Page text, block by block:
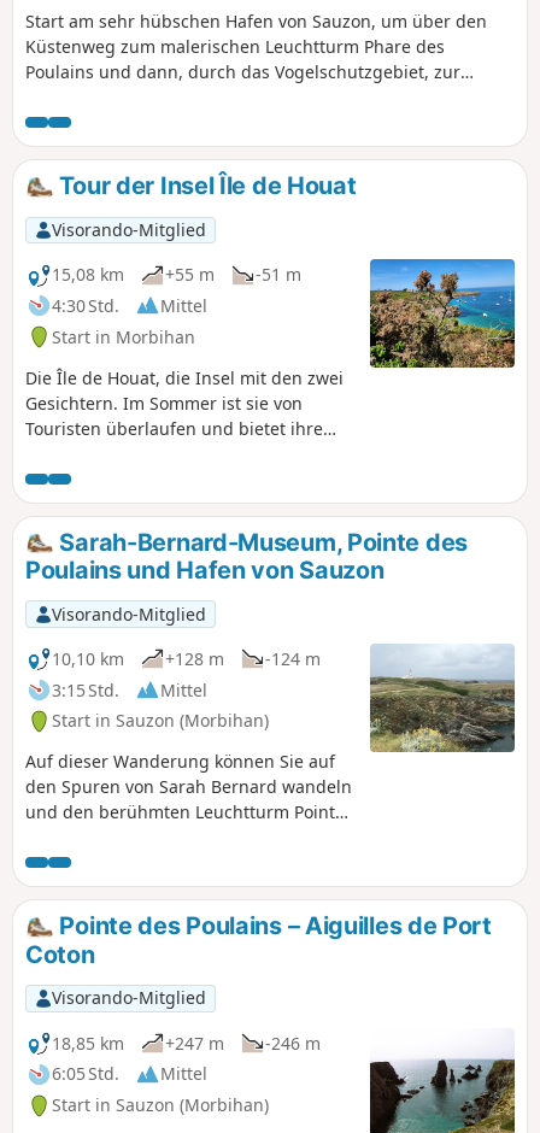
Start am sehr hübschen Hafen von Sauzon, um über den
Küstenweg zum malerischen Leuchtturm Phare des
Poulains und dann, durch das Vogelschutzgebiet, zur
Landschaften entlang des gesamten Küstenwegs.
Tour der Insel Île de Houat
Visorando-Mitglied
15,08 km
+55 m
-51 m
4:30 Std.
Mittel
Start in Morbihan
Die Île de Houat, die Insel mit den zwei
Gesichtern. Im Sommer ist sie von
Touristen überlaufen und bietet ihre
Winter ist sie ruhiger und kann unter
ihrer wahren Identität entdeckt werden.
Schau Dir das „Eclosarium“ an, wo man
versucht, junge Hummer zu züchten.
Sarah-Bernard-Museum, Pointe des
Poulains und Hafen von Sauzon
Visorando-Mitglied
10,10 km
+128 m
-124 m
3:15 Std.
Mittel
Start in Sauzon (Morbihan)
Auf dieser Wanderung können Sie auf
den Spuren von Sarah Bernard wandeln
und den berühmten Leuchtturm Pointe
den Küstenweg mit seiner
atemberaubenden Landschaft den
kleinen typischen Hafen von Sauzon
besuchen.
Pointe des Poulains – Aiguilles de Port
Coton
Visorando-Mitglied
18,85 km
+247 m
-246 m
6:05 Std.
Mittel
Start in Sauzon (Morbihan)